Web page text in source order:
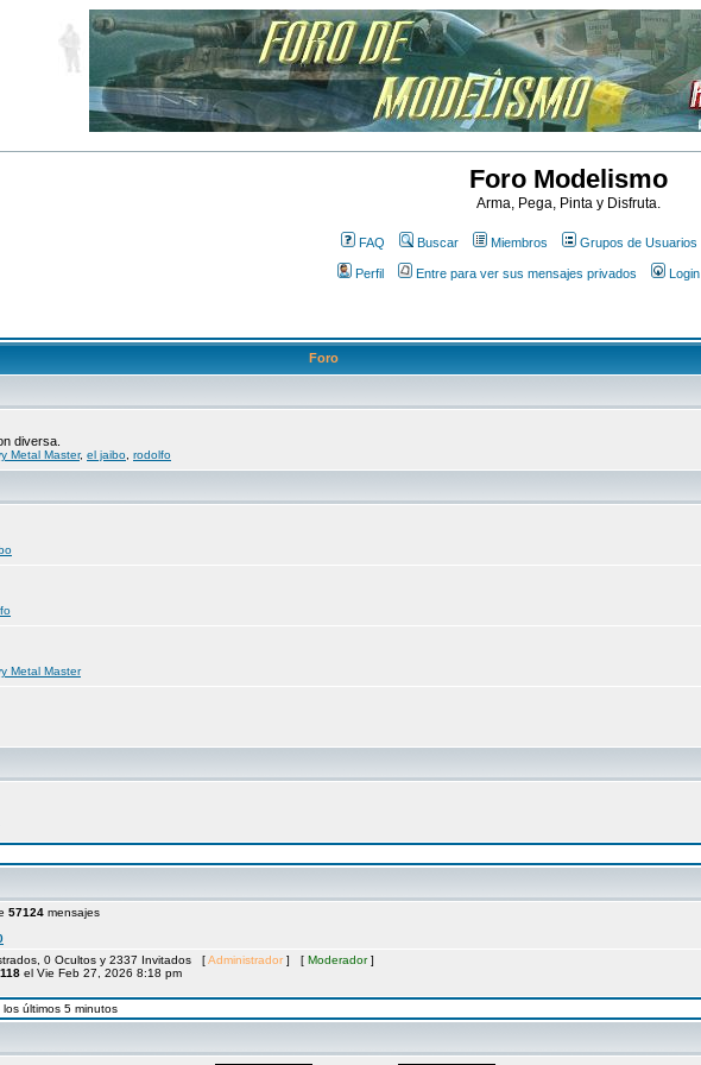
Foro Modelismo
Arma, Pega, Pinta y Disfruta.
FAQ Buscar Miembros Grupos de Usuarios
Perfil Entre para ver sus mensajes privados Login
Foro
diversa.
Metal Master, el jaibo rodolfo
Metal Master
57124 mensajes
0 Ocultos y 2337 Invitados [Administrador ] [ Moderador]
el Vie Feb 27, 2026 8:18 pm
últimos 5 minutos